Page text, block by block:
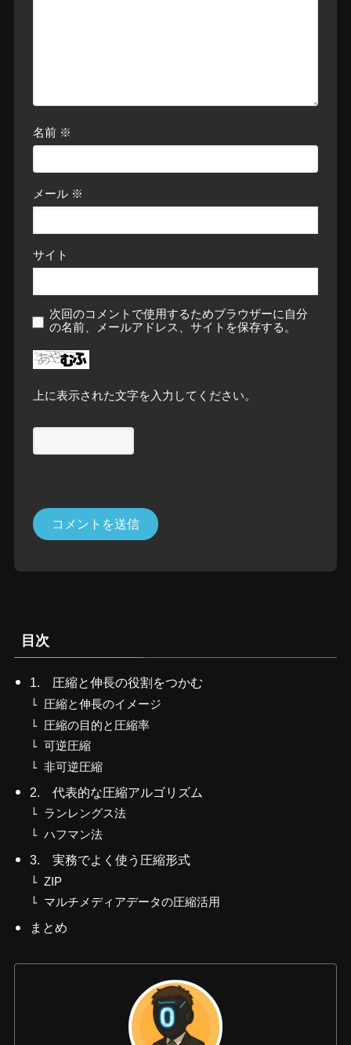
名前 ※
メール ※
サイト
次回のコメントで使用するためブラウザーに自分
の名前、メールアドレス、サイトを保存する。
上に表示された文字を入力してください。
目次
1. 圧縮と伸長の役割をつかむ
圧縮と伸長のイメージ
圧縮の目的と圧縮率
可逆圧縮
非可逆圧縮
2. 代表的な圧縮アルゴリズム
ランレングス法
ハフマン法
3. 実務でよく使う圧縮形式
ZIP
マルチメディアデータの圧縮活用
まとめ